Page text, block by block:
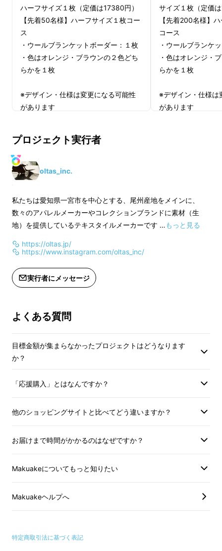
ハーフサイズ１枚（定価は17380円）
【先着50名様】ハーフサイズ１枚コー
ス
・ウールブランケットボーダー：１枚
・色はオレンジ・ブラウンの２色どち
らかを１枚
※デザイン・仕様は変更になる可能性
があります
OLTAS ホースブランケット はぴキャ
ン
サイズ１枚（定価
【先着200名様】
コース
・ウールブランケ
・色はオレンジ・
らかを１枚
※デザイン・仕様は
があります
プロジェクト実行者
oltas_inc.
私たちは愛知県一宮市を中心とする、尾州産地をメインに、
数々のアパレルメーカーやコレクションブランドに素材（生
地）を提供しているテキスタイルメーカーです …もっと見る
https://oltas.jp/
https://www.instagram.com/oltas_inc/
実行者にメッセージ
よくある質問
目標金額が集まらなかったプロジェクトはどうなります
か？
「応援購入」とはなんですか？
他のショッピングサイトと比べてどう違いますか？
お届けまで時間がかかるのはなぜですか？
Makuakeについてもっと知りたい
Makuakeヘルプへ
特定商取引法に基づく表記